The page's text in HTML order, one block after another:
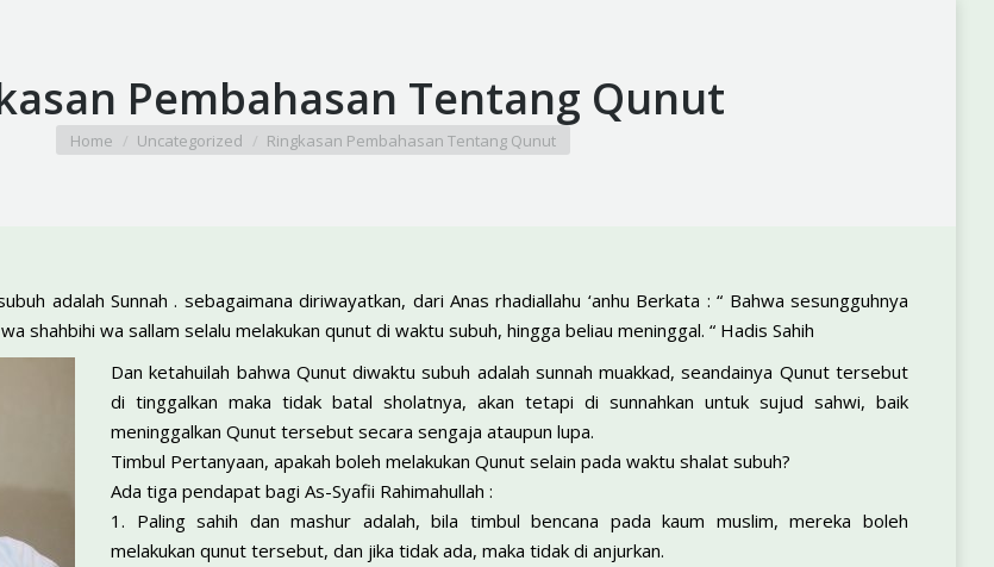
Pembahasan Tentang Qunut
You are here:
Home Uncategorized Ringkasan Pembahasan Tentang Qunut
adalah Sunnah . sebagaimana diriwayatkan, dari Anas rhadiallahu ‘anhu Berkata : “ Bahwa sesungguhnya
shahbihi wa sallam selalu melakukan qunut di waktu subuh, hingga beliau meninggal. “ Hadis Sahih
Dan ketahuilah bahwa Qunut diwaktu subuh adalah sunnah muakkad, seandainya Qunut tersebut
di tinggalkan maka tidak batal sholatnya, akan tetapi di sunnahkan untuk sujud sahwi, baik
meninggalkan Qunut tersebut secara sengaja ataupun lupa.
Timbul Pertanyaan, apakah boleh melakukan Qunut selain pada waktu shalat subuh?
Ada tiga pendapat bagi As-Syafii Rahimahullah :
1. Paling sahih dan mashur adalah, bila timbul bencana pada kaum muslim, mereka boleh
melakukan qunut tersebut, dan jika tidak ada, maka tidak di anjurkan.